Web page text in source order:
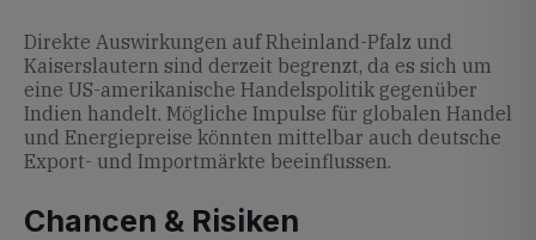
Direkte Auswirkungen auf Rheinland-Pfalz und
Kaiserslautern sind derzeit begrenzt, da es sich um
eine US-amerikanische Handelspolitik gegenüber
Indien handelt. Mögliche Impulse für globalen Handel
und Energiepreise könnten mittelbar auch deutsche
Export- und Importmärkte beeinflussen.
Chancen & Risiken